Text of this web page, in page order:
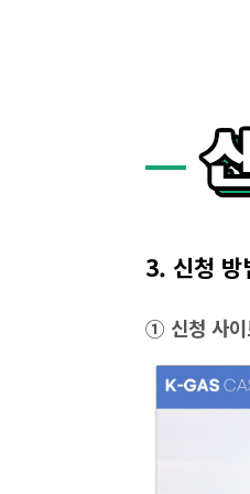
3. 신청 방
① 신청 사이